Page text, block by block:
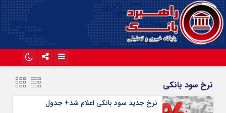
آپارات
نرخ سود بانکی
نرخ جدید سود بانکی اعلام شد+ جدول